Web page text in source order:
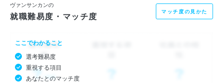
ヴァンサンカンの
就職難易度・マッチ度 マッチ度の見かた
ここでわかること
選考難易度
重視する項目
あなたとのマッチ度